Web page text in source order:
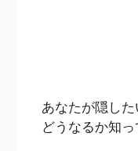
あなたが隠し
どうなるか知